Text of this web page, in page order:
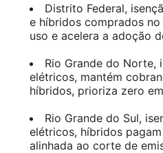
Distrito Federal,
e híbridos comprados
uso e acelera a adoção
Rio Grande do Norte,
elétricos, mantém
híbridos, prioriza zero
Rio Grande do Sul,
elétricos, híbridos
alinhada ao corte de